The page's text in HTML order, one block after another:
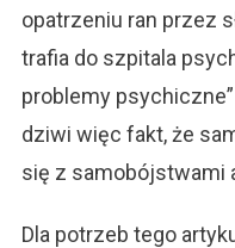
opatrzeniu ran przez
trafia do szpitala
problemy
dziwi więc fakt, że
się z samobójstwami
Dla potrzeb tego